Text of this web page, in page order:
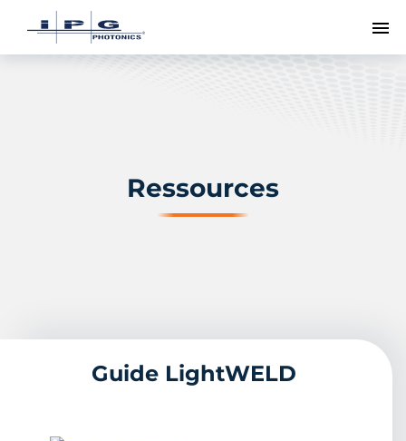
Ressources
Guide LightWELD